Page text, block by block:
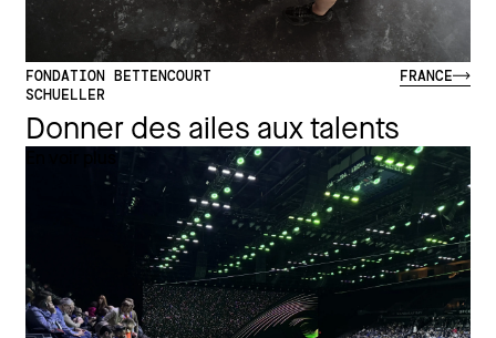
FONDATION BETTENCOURT
SCHUELLER
FRANCE
Donner des ailes aux talents
En voir plus